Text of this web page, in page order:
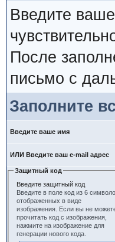
Введите
После
письмо с
Заполните
Введите ваше имя
ИЛИ Введите ваш e-mail адрес
Защитный код
Введите защитный код
Введите в поле код из 6
отображенных в виде
изображения. Если вы не
прочитать код с изображения,
нажмите на изображение для
генерации нового кода.